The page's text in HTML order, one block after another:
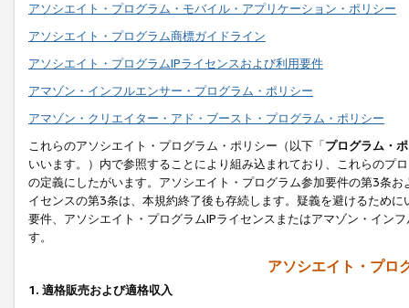
アソシエイト・プログラム・モバイル・アプリケーション・ポリシー
アソシエイト・プログラム商標ガイドライン
アソシエイト・プログラムIPライセンスおよび利用要件
アマゾン・インフルエンサー・プログラム・ポリシー
アマゾン・クリエイター・アド・ブースト・プログラム・ポリシー
これらのアソシエイト・プログラム・ポリシー（以下「プログラム・
いいます。）内で参照することにより組み込まれており、これらのプ
の定義にしたがいます。アソシエイト・プログラム参加要件の第3条
イセンスの第3条は、本規約終了後も存続します。疑義を避けるため
要件、アソシエイト・プログラムIPライセンスまたはアマゾン・イン
す。
アソシエイト・プロ
1. 適格販売および適格収入